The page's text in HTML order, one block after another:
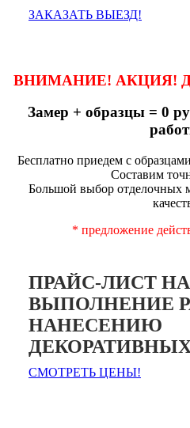
ЗАКАЗАТЬ ВЫЕЗД!
ВНИМАНИЕ! АКЦИЯ!
Замер + образцы = 0
Бесплатно приедем с
Составим
Большой выбор отделочных
* предложение
ПРАЙС-ЛИСТ НА
ВЫПОЛНЕНИЕ
НАНЕСЕНИЮ
СМОТРЕТЬ ЦЕНЫ!